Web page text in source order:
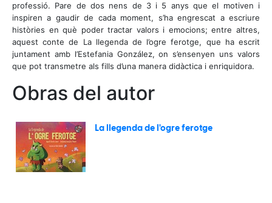
professió. Pare de dos nens de 3 i 5 anys que el motiven i
inspiren a gaudir de cada moment, s’ha engrescat a escriure
històries en què poder tractar valors i emocions; entre altres,
aquest conte de La llegenda de l’ogre ferotge, que ha escrit
juntament amb l’Estefania González, on s’ensenyen uns valors
que pot transmetre als fills d’una manera didàctica i enriquidora.
Obras del autor
La llegenda de l'ogre ferotge